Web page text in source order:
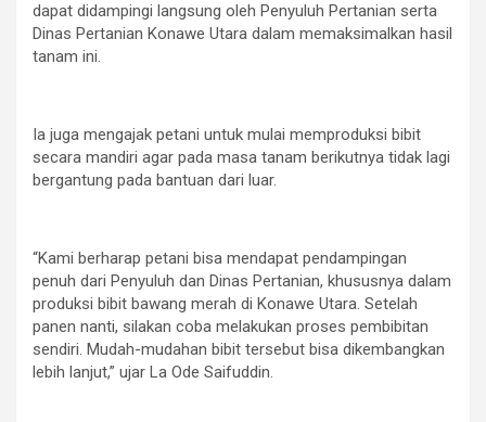
dapat didampingi langsung oleh Penyuluh Pertanian serta
Dinas Pertanian Konawe Utara dalam memaksimalkan hasil
tanam ini.
Ia juga mengajak petani untuk mulai memproduksi bibit
secara mandiri agar pada masa tanam berikutnya tidak lagi
bergantung pada bantuan dari luar.
“Kami berharap petani bisa mendapat pendampingan
penuh dari Penyuluh dan Dinas Pertanian, khususnya dalam
produksi bibit bawang merah di Konawe Utara. Setelah
panen nanti, silakan coba melakukan proses pembibitan
sendiri. Mudah-mudahan bibit tersebut bisa dikembangkan
lebih lanjut,” ujar La Ode Saifuddin.